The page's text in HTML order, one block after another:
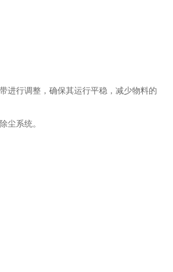
进行调整，确保其运行平稳，减少物料的
尘系统。